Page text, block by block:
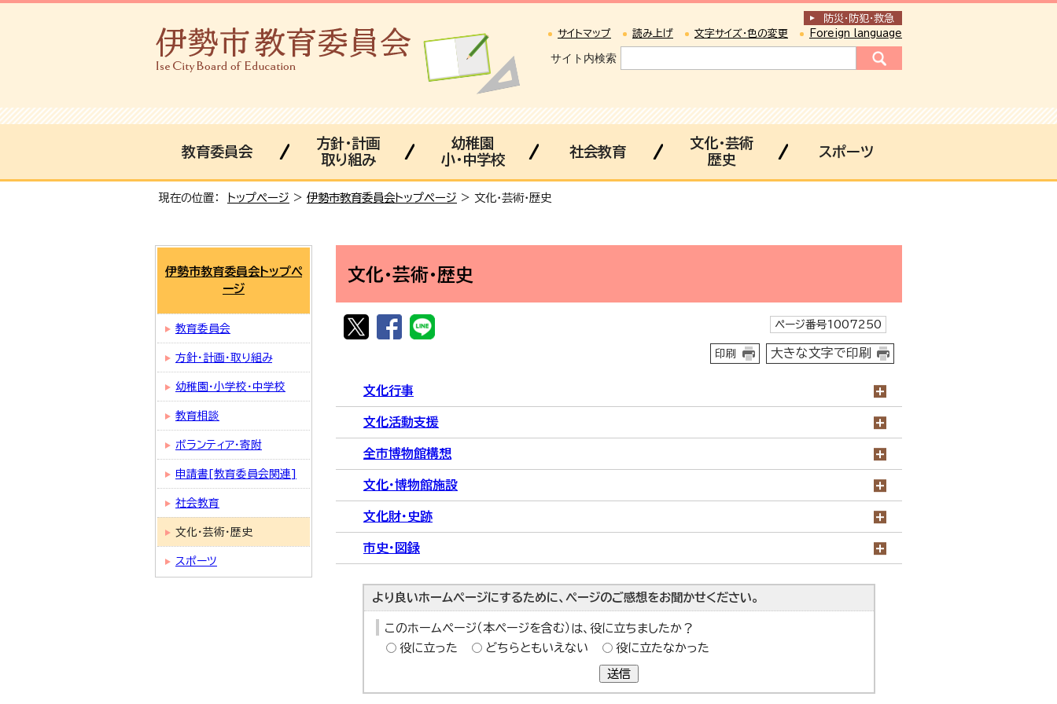
防災・防犯・救急
サイトマップ
読み上げ 文字サイズ・色の変更 Foreign language
サイト内検索
教育委員会
方針・計画
取り組み
幼稚園
小・中学校
社会教育
文化・芸術
歴史
スポーツ
現在の位置： トップページ > 伊勢市教育委員会トップページ > 文化・芸術・歴史
文化・芸術・歴史
ページ番号1007250
印刷 大きな文字で印刷
文化行事
文化活動支援
全市博物館構想
文化・博物館施設
文化財・史跡
市史・図録
より良いホームページにするために、ページのご感想をお聞かせください。
このホームページ（本ページを含む）は、役に立ちましたか？
役に立った
どちらともいえない 役に立たなかった
送信
伊勢市教育委員会トップペ
ージ
教育委員会
方針・計画・取り組み
幼稚園・小学校・中学校
教育相談
ボランティア・寄附
申請書[教育委員会関連]
社会教育
文化・芸術・歴史
スポーツ